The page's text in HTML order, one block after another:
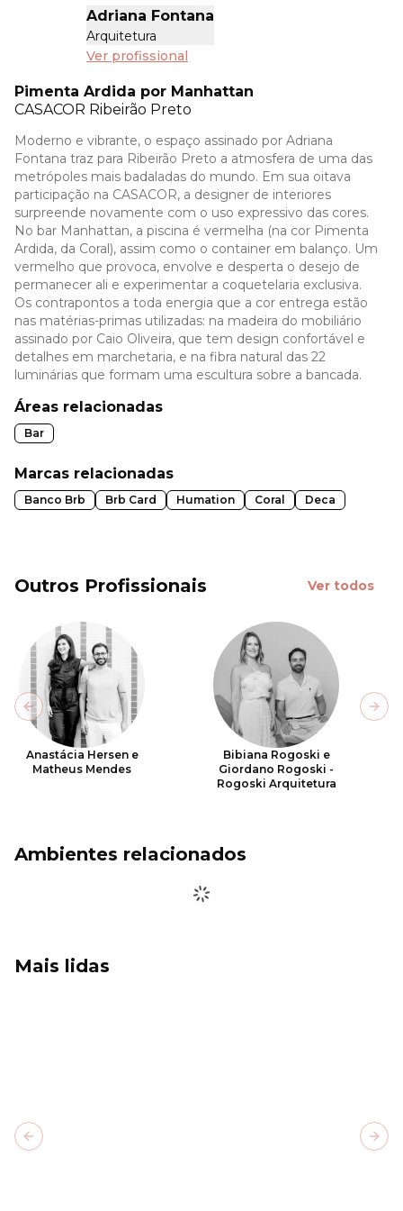
Adriana Fontana
Arquitetura
Ver profissional
Pimenta Ardida por Manhattan
CASACOR Ribeirão Preto
Moderno e vibrante, o espaço assinado por Adriana
Fontana traz para Ribeirão Preto a atmosfera de uma das
metrópoles mais badaladas do mundo. Em sua oitava
participação na CASACOR, a designer de interiores
surpreende novamente com o uso expressivo das cores.
No bar Manhattan, a piscina é vermelha (na cor Pimenta
Ardida, da Coral), assim como o container em balanço. Um
vermelho que provoca, envolve e desperta o desejo de
permanecer ali e experimentar a coquetelaria exclusiva.
Os contrapontos a toda energia que a cor entrega estão
nas matérias-primas utilizadas: na madeira do mobiliário
assinado por Caio Oliveira, que tem design confortável e
detalhes em marchetaria, e na fibra natural das 22
luminárias que formam uma escultura sobre a bancada.
Áreas relacionadas
Bar
Marcas relacionadas
Banco Brb Brb Card Humation Coral Deca
Outros Profissionais Ver todos
Anastácia Hersen e
Matheus Mendes
Bibiana Rogoski e
Giordano Rogoski -
Rogoski Arquitetura
Previous slide
Ambientes relacionados
Mais lidas
Previous slide